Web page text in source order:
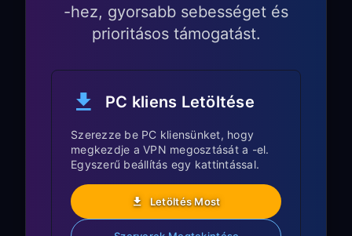
újraindítást igényelhetnek a Proxy
konfigurálása után
Android TV Samsung
modellek esetén:
Keresse a Proxy beállításokat a
Network & Internet→Wi-Fi →
Advancedútvonalon
Az Android TV Samsung modellek
rugalmasabb Proxy konfigurációkat
-hez, gyorsabb sebességet és
prioritásos támogatást.
PC kliens Letöltése
Szerezze be PC kliensünket, hogy
megkezdje a VPN megosztását a -el.
Egyszerű beállítás egy kattintással.
Letöltés Most